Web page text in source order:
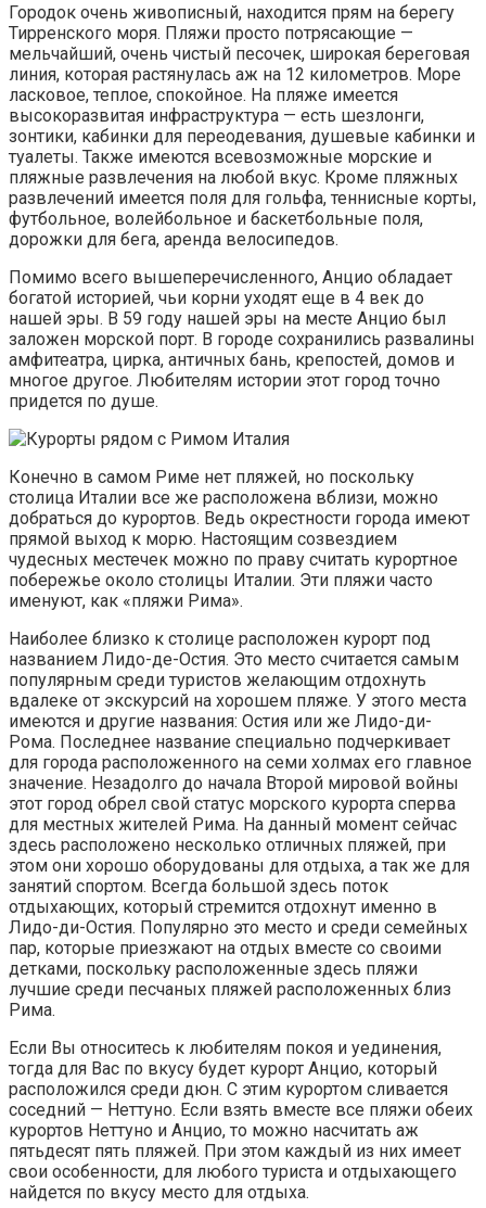
Городок очень живописный, находится прям на берегу
Тирренского моря. Пляжи просто потрясающие —
мельчайший, очень чистый песочек, широкая береговая
линия, которая растянулась аж на 12 километров. Море
ласковое, теплое, спокойное. На пляже имеется
высокоразвитая инфраструктура — есть шезлонги,
зонтики, кабинки для переодевания, душевые кабинки и
туалеты. Также имеются всевозможные морские и
пляжные развлечения на любой вкус. Кроме пляжных
развлечений имеется поля для гольфа, теннисные корты,
футбольное, волейбольное и баскетбольные поля,
дорожки для бега, аренда велосипедов.
Помимо всего вышеперечисленного, Анцио обладает
богатой историей, чьи корни уходят еще в 4 век до
нашей эры. В 59 году нашей эры на месте Анцио был
заложен морской порт. В городе сохранились развалины
амфитеатра, цирка, античных бань, крепостей, домов и
многое другое. Любителям истории этот город точно
придется по душе.
Конечно в самом Риме нет пляжей, но поскольку
столица Италии все же расположена вблизи, можно
добраться до курортов. Ведь окрестности города имеют
прямой выход к морю. Настоящим созвездием
чудесных местечек можно по праву считать курортное
побережье около столицы Италии. Эти пляжи часто
именуют, как «пляжи Рима».
Наиболее близко к столице расположен курорт под
названием Лидо-де-Остия. Это место считается самым
популярным среди туристов желающим отдохнуть
вдалеке от экскурсий на хорошем пляже. У этого места
имеются и другие названия: Остия или же Лидо-ди-
Рома. Последнее название специально подчеркивает
для города расположенного на семи холмах его главное
значение. Незадолго до начала Второй мировой войны
этот город обрел свой статус морского курорта сперва
для местных жителей Рима. На данный момент сейчас
здесь расположено несколько отличных пляжей, при
этом они хорошо оборудованы для отдыха, а так же для
занятий спортом. Всегда большой здесь поток
отдыхающих, который стремится отдохнут именно в
Лидо-ди-Остия. Популярно это место и среди семейных
пар, которые приезжают на отдых вместе со своими
детками, поскольку расположенные здесь пляжи
лучшие среди песчаных пляжей расположенных близ
Рима.
Если Вы относитесь к любителям покоя и уединения,
тогда для Вас по вкусу будет курорт Анцио, который
расположился среди дюн. С этим курортом сливается
соседний — Неттуно. Если взять вместе все пляжи обеих
курортов Неттуно и Анцио, то можно насчитать аж
пятьдесят пять пляжей. При этом каждый из них имеет
свои особенности, для любого туриста и отдыхающего
найдется по вкусу место для отдыха.